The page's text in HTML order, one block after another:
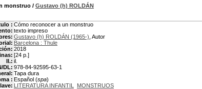
monstruo / Gustavo (h) ROLDÁN
: Cómo reconocer a un monstruo
texto impreso
Gustavo (h) ROLDÁN (1965-) , Autor
Barcelona : Thule
2018
[24 p.]
Il.: il.
DL: 978-84-92595-63-1
Tapa dura
: Español (spa)
LITERATURA INFANTIL
MONSTRUOS